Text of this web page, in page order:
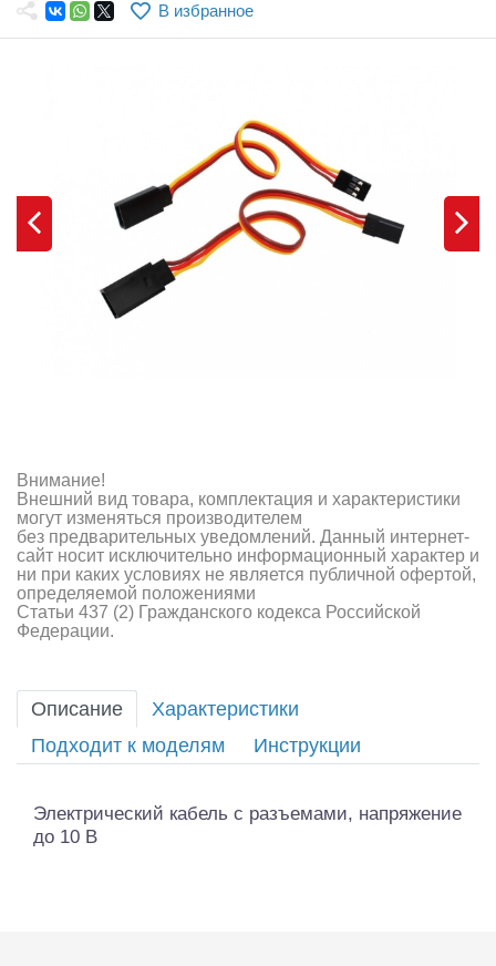
Аппаратура и электроника
Аккумуляторы и батарейки
Зарядные устройства и блоки питания
В избранное
Внимание!
Внешний вид товара, комплектация и характеристики
могут изменяться производителем
без предварительных уведомлений. Данный интернет-
сайт носит исключительно информационный характер и
ни при каких условиях не является публичной офертой,
определяемой положениями
Статьи 437 (2) Гражданского кодекса Российской
Федерации.
Описание
Характеристики
Подходит к моделям
Инструкции
Электрический кабель с разъемами, напряжение
до 10 В